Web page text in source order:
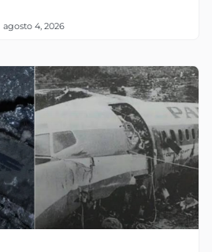
agosto 4, 2026